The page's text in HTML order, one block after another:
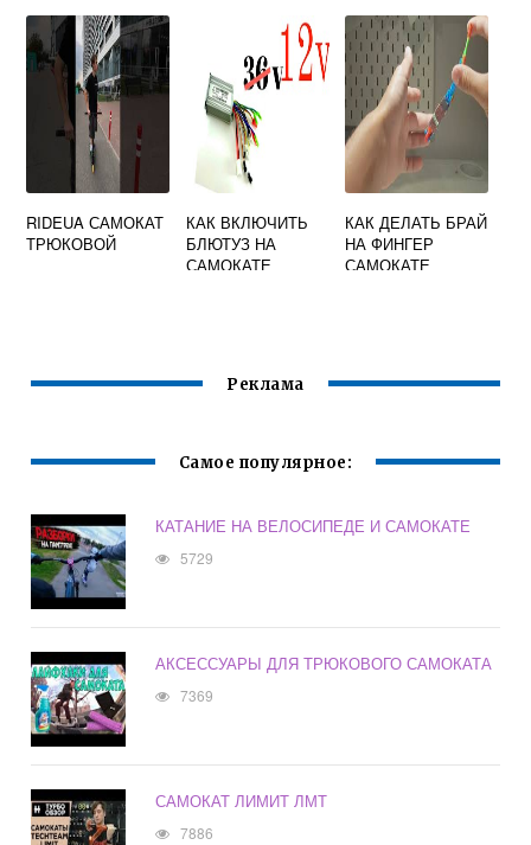
RIDEUA САМОКАТ
ТРЮКОВОЙ
КАК ВКЛЮЧИТЬ
БЛЮТУЗ НА
САМОКАТЕ
КАК ДЕЛАТЬ БРАЙ
НА ФИНГЕР
САМОКАТЕ
Реклама
Самое популярное:
КАТАНИЕ НА ВЕЛОСИПЕДЕ И САМОКАТЕ
5729
АКСЕССУАРЫ ДЛЯ ТРЮКОВОГО САМОКАТА
7369
САМОКАТ ЛИМИТ ЛМТ
7886